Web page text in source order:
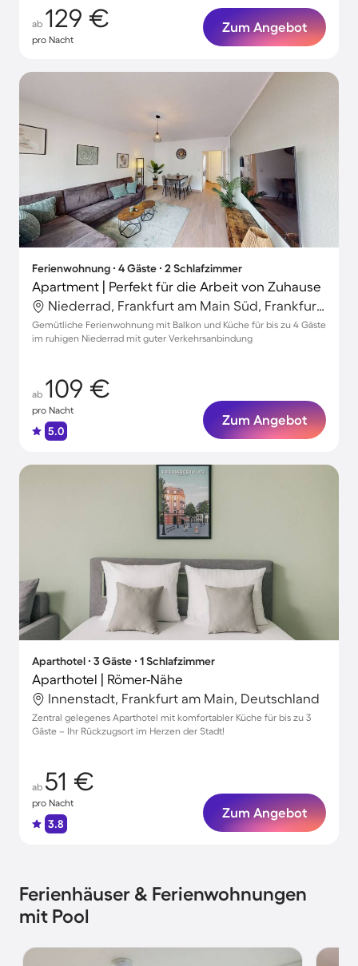
ab 129 €
pro Nacht
Zum Angebot
Ferienwohnung ∙ 4 Gäste ∙ 2 Schlafzimmer
Apartment | Perfekt für die Arbeit von Zuhause
Niederrad, Frankfurt am Main Süd, Frankfurt am Main
Gemütliche Ferienwohnung mit Balkon und Küche für bis zu 4 Gäste
im ruhigen Niederrad mit guter Verkehrsanbindung
ab 109 €
pro Nacht
5.0
Zum Angebot
Aparthotel ∙ 3 Gäste ∙ 1 Schlafzimmer
Aparthotel | Römer-Nähe
Innenstadt, Frankfurt am Main, Deutschland
Zentral gelegenes Aparthotel mit komfortabler Küche für bis zu 3
Gäste – Ihr Rückzugsort im Herzen der Stadt!
ab 51 €
pro Nacht
3.8
Zum Angebot
Ferienhäuser & Ferienwohnungen
mit Pool